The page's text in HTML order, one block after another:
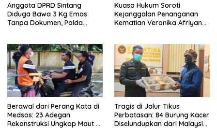
Anggota DPRD Sintang
Diduga Bawa 3 Kg Emas
Tanpa Dokumen, Polda
Kuasa Hukum Soroti
Kejanggalan Penanganan
Kematian Veronika Afriyana,
Berawal dari Perang Kata di
Medsos: 23 Adegan
Rekonstruksi Ungkap Maut di
Tragis di Jalur Tikus
Perbatasan: 84 Burung Kacer
Diselundupkan dari Malaysia,